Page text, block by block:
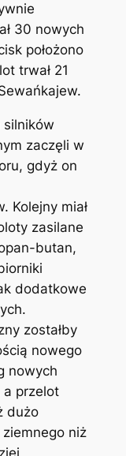
30 nowych
położono
trwał 21
silników
zaczęli w
gdyż on
Kolejny miał
zasilane
butan,
dodatkowe
zostałby
nowego
nowych
a przelot
dużo
niż